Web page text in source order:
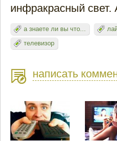
инфракрасный свет.
а знаете ли вы что...
телевизор
написать